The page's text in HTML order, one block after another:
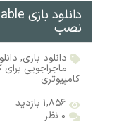
نصب
دانلود بازی,
ماجراجویی برای
کامپیوتری
۱,۸۵۶ بازدید
۰ نظر